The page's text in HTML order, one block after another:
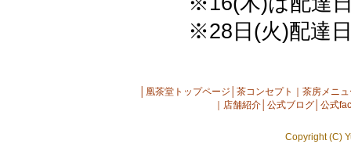
※28日(火)配達
凰茶堂トップページ 茶コンセプト ｜ 茶房メニ
｜ 店舗紹介 公式ブログ 公式
Copyright (C)